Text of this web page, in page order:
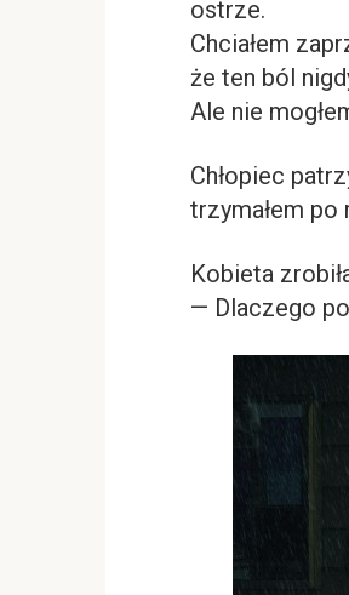
ostrze.
Chciałem
że ten ból
Ale nie
Chłopiec
trzymałem po
Kobieta
— Dlaczego